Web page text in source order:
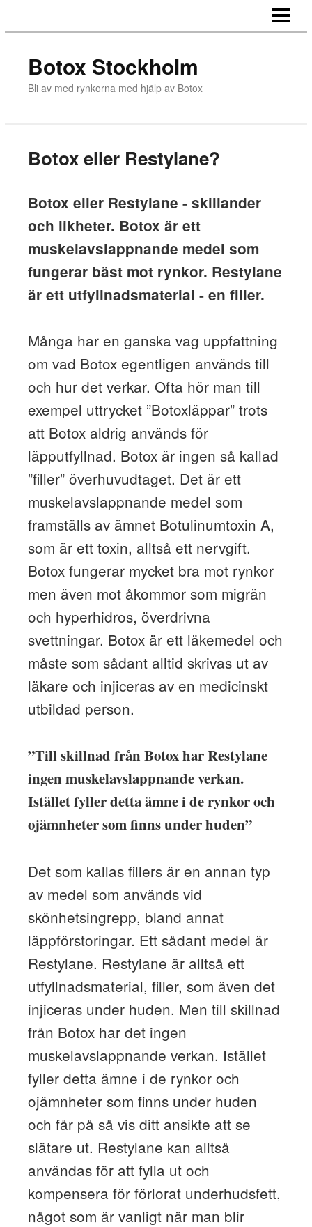
BEHANDLINGAR
Botox Stockholm
Bli av med rynkorna med hjälp av Botox
Botox eller Restylane?
Botox eller Restylane - skillander
och likheter. Botox är ett
muskelavslappnande medel som
fungerar bäst mot rynkor. Restylane
är ett utfyllnadsmaterial - en filler.
Många har en ganska vag uppfattning
om vad Botox egentligen används till
och hur det verkar. Ofta hör man till
exempel uttrycket ”Botoxläppar” trots
att Botox aldrig används för
läpputfyllnad. Botox är ingen så kallad
”filler” överhuvudtaget. Det är ett
muskelavslappnande medel som
framställs av ämnet Botulinumtoxin A,
som är ett toxin, alltså ett nervgift.
Botox fungerar mycket bra mot rynkor
men även mot åkommor som migrän
och hyperhidros, överdrivna
svettningar. Botox är ett läkemedel och
måste som sådant alltid skrivas ut av
läkare och injiceras av en medicinskt
utbildad person.
”Till skillnad från Botox har Restylane
ingen muskelavslappnande verkan.
Istället fyller detta ämne i de rynkor och
ojämnheter som finns under huden”
Det som kallas fillers är en annan typ
av medel som används vid
skönhetsingrepp, bland annat
läppförstoringar. Ett sådant medel är
Restylane. Restylane är alltså ett
utfyllnadsmaterial, filler, som även det
injiceras under huden. Men till skillnad
från Botox har det ingen
muskelavslappnande verkan. Istället
fyller detta ämne i de rynkor och
ojämnheter som finns under huden
och får på så vis ditt ansikte att se
slätare ut. Restylane kan alltså
användas för att fylla ut och
kompensera för förlorat underhudsfett,
något som är vanligt när man blir